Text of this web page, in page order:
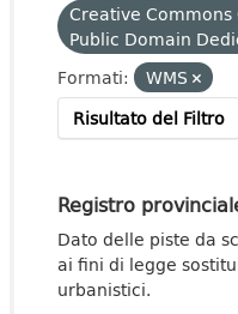
Creative Commons
Public Domain
Formati:
WMS
Risultato del Filtro
Registro
Dato delle piste da
ai fini di legge
urbanistici.